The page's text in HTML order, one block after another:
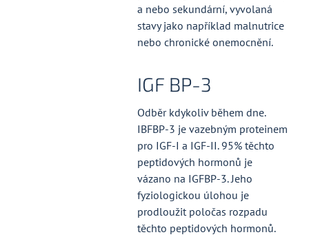
a nebo sekundární, vyvolaná
stavy jako například malnutrice
nebo chronické onemocnění.
IGF BP-3
Odběr kdykoliv během dne.
IBFBP-3 je vazebným proteinem
pro IGF-I a IGF-II. 95% těchto
peptidových hormonů je
vázano na IGFBP-3. Jeho
fyziologickou úlohou je
prodloužit poločas rozpadu
těchto peptidových hormonů.